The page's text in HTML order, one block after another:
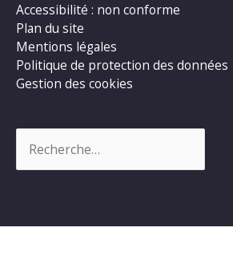
Accessibilité : non conforme
Plan du site
Mentions légales
Politique de protection des données
Gestion des cookies